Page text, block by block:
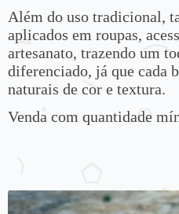
Além do uso tradicional,
aplicados em roupas,
artesanato, trazendo um
diferenciado, já que cada
naturais de cor e textura.
Venda com quantidade